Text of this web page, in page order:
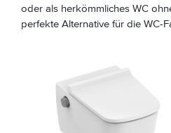
oder als herkömmliches WC
perfekte Alternative für die WC-